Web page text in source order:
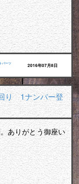
パーツ 2016年07月8日
1ナンバー登
ありがとう御座い